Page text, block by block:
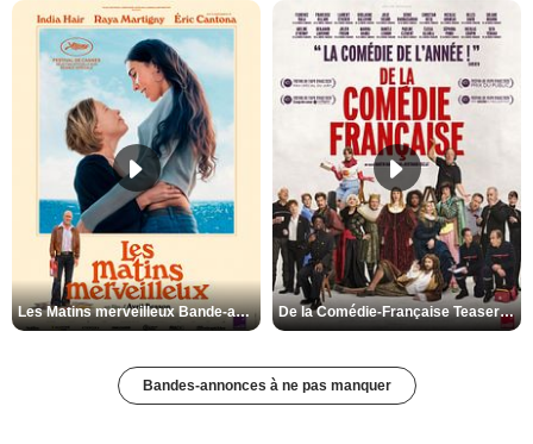
Les Matins merveilleux Bande-annonce VF De la Comédie-Française Teaser VF
Bandes-annonces à ne pas manquer